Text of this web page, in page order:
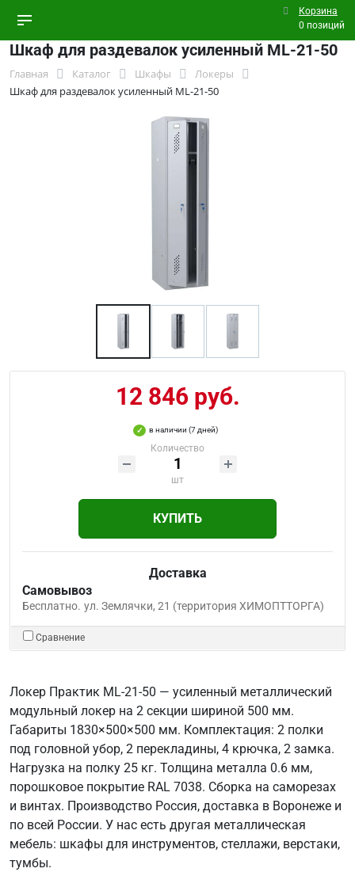
Корзина
0 позиций
Шкаф для раздевалок усиленный ML-21-50
Главная Каталог Шкафы
Локеры
Шкаф для раздевалок усиленный ML-21-50
12 846 руб.
в наличии (7 дней)
Количество
шт
КУПИТЬ
Доставка
Самовывоз
Бесплатно. ул. Землячки, 21 (территория ХИМОПТТОРГА)
Сравнение
Локер Практик ML-21-50 — усиленный металлический
модульный локер на 2 секции шириной 500 мм.
Габариты 1830×500×500 мм. Комплектация: 2 полки
под головной убор, 2 перекладины, 4 крючка, 2 замка.
Нагрузка на полку 25 кг. Толщина металла 0.6 мм,
порошковое покрытие RAL 7038. Сборка на саморезах
и винтах. Производство Россия, доставка в Воронеже и
по всей России. У нас есть другая металлическая
мебель: шкафы для инструментов, стеллажи, верстаки,
тумбы.